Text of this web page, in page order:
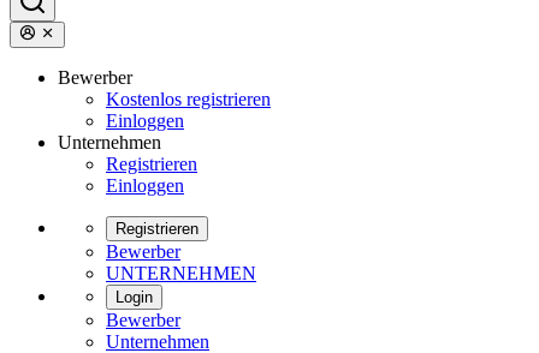
Bewerber
Kostenlos registrieren
Einloggen
Unternehmen
Registrieren
Einloggen
Registrieren
Bewerber
UNTERNEHMEN
Login
Bewerber
Unternehmen